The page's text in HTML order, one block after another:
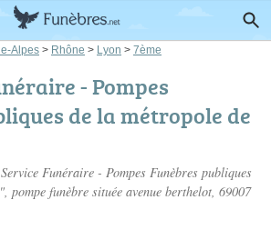
Alpes > Rhône > Lyon > 7ème
- Pompes
de la métropole de
Funéraire - Pompes Funèbres publiques
pompe funèbre située avenue berthelot, 69007